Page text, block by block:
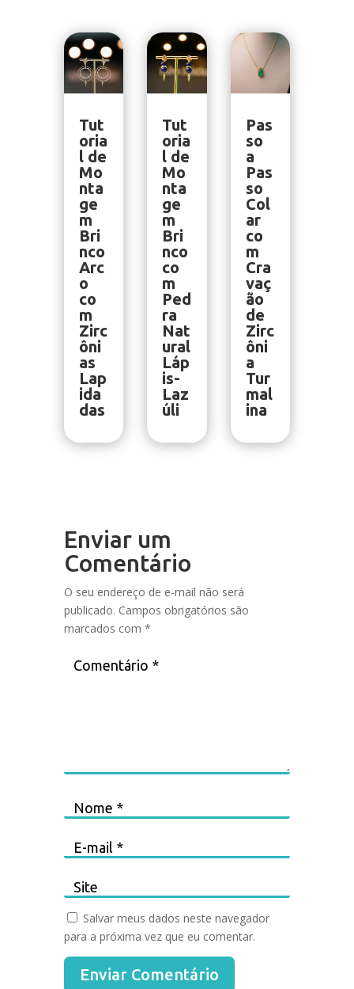
Tut
oria
l de
Mo
nta
ge
m
Bri
nco
Arc
o
co
m
Zirc
ôni
as
Lap
ida
das
Tut
oria
l de
Mo
nta
ge
m
Bri
nco
co
m
Ped
ra
Nat
ural
Láp
is-
Laz
úli
Pas
so
a
Pas
so
Col
ar
co
m
Cra
vaç
ão
de
Zirc
ôni
a
Tur
mal
ina
Enviar um
Comentário
O seu endereço de e-mail não será
publicado. Campos obrigatórios são
marcados com *
Salvar meus dados neste navegador
para a próxima vez que eu comentar.
Enviar Comentário